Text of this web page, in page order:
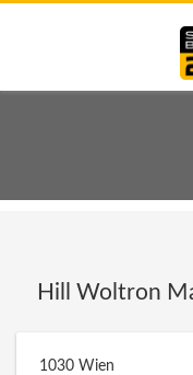
Hill Woltron
1030 Wien